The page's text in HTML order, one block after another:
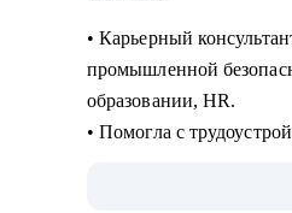
• Карьерный
промышленной
образовании, HR.
• Помогла с
• 15 лет в HR и 8 лет в